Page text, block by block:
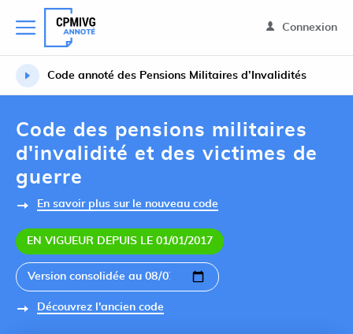
Connexion
Code annoté des Pensions Militaires d’Invalidités
Code des pensions militaires
d'invalidité et des victimes de
guerre
En savoir plus sur le nouveau code
EN VIGUEUR DEPUIS LE 01/01/2017
Découvrez l'ancien code